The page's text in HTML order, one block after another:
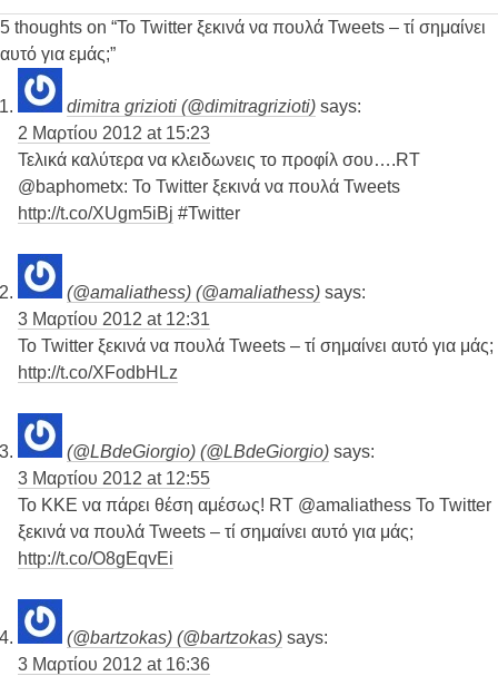
5 thoughts on “Το Twitter ξεκινά να πουλά Tweets – τί σημαίνει
αυτό για εμάς;”
dimitra grizioti (@dimitragrizioti) says:
2 Μαρτίου 2012 at 15:23
Τελικά καλύτερα να κλειδωνεις το προφίλ σου….RT
@baphometx: Το Twitter ξεκινά να πουλά Tweets
http://t.co/XUgm5iBj #Twitter
(@amaliathess) (@amaliathess) says:
3 Μαρτίου 2012 at 12:31
Το Twitter ξεκινά να πουλά Tweets – τί σημαίνει αυτό για μάς;
http://t.co/XFodbHLz
(@LBdeGiorgio) (@LBdeGiorgio) says:
3 Μαρτίου 2012 at 12:55
Το ΚΚΕ να πάρει θέση αμέσως! RT @amaliathess Το Twitter
ξεκινά να πουλά Tweets – τί σημαίνει αυτό για μάς;
http://t.co/O8gEqvEi
(@bartzokas) (@bartzokas) says:
3 Μαρτίου 2012 at 16:36